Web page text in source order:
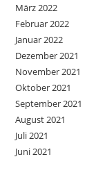
März 2022
Februar 2022
Januar 2022
Dezember 2021
November 2021
Oktober 2021
September 2021
August 2021
Juli 2021
Juni 2021